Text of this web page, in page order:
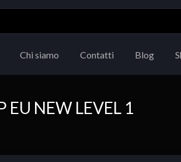
Chi siamo Contatti Blog
NEW LEVEL 1